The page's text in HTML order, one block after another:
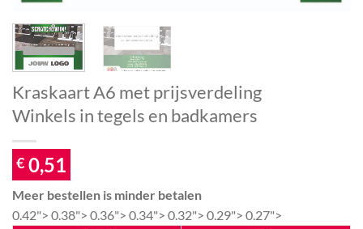
Kraskaart A6 met prijsverdeling
Winkels in tegels en badkamers
€ 0,51
Meer bestellen is minder betalen
0.42"> 0.38"> 0.36"> 0.34"> 0.32"> 0.29"> 0.27">